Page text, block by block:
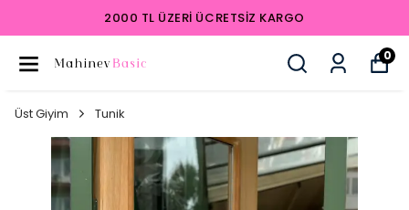
2000 TL ÜZERI
0
Üst Giyim Tunik